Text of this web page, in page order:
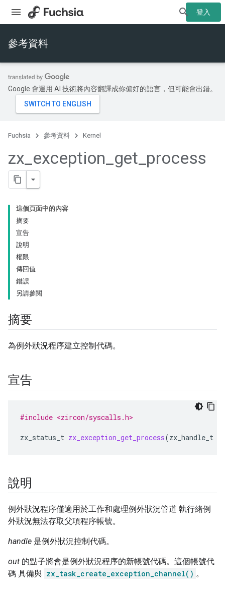
登入
參考資料
Google 會運用 AI 技術將內容翻譯成你偏好的語言，但可能會出錯。
Fuchsia 參考資料 Kernel
zx_exception_get_process
這個頁面中的內容
摘要
宣告
說明
權限
傳回值
錯誤
另請參閱
摘要
為例外狀況程序建立控制代碼。
宣告
#include <zircon/syscalls.h>
zx_status_t zx_exception_get_process(zx_handle_t
說明
例外狀況程序僅適用於工作和處理例外狀況管道 執行緒例
外狀況無法存取父項程序帳號。
handle 是例外狀況控制代碼。
out 的點子將會是例外狀況程序的新帳號代碼。這個帳號代
碼 具備與 zx_task_create_exception_channel() 。